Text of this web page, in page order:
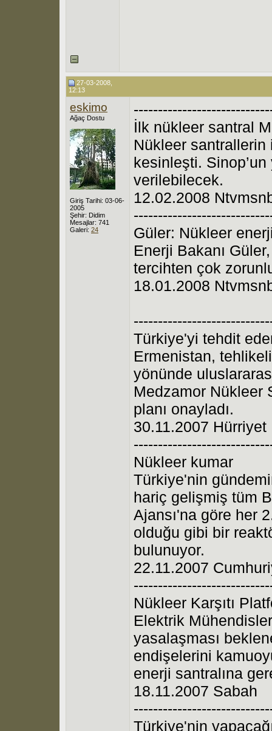
27-03-2008,
12:13
eskimo
Ağaç Dostu
Giriş Tarihi: 03-06-
2005
Şehir: Didim
Mesajlar: 741
Galeri: 24
İlk nükleer santral
Nükleer santrallerin
kesinleşti.
verilebilecek.
12.02.2008
Güler: Nükleer
Enerji Bakanı
tercihten çok
18.01.2008
Türkiye'yi tehdit
Ermenistan,
yönünde
Medzamor Nükleer
planı onayladı.
30.11.2007 Hürriyet
Nükleer kumar
Türkiye'nin
hariç gelişmiş tüm
Ajansı'na göre her
olduğu gibi bir
bulunuyor.
22.11.2007
Nükleer Karşıtı
Elektrik
yasalaşması
endişelerini
enerji santralına
18.11.2007 Sabah
Türkiye'nin